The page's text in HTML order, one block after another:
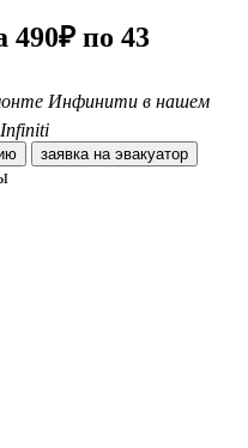
по 43
Инфинити в нашем
Infiniti
заявка на эвакуатор